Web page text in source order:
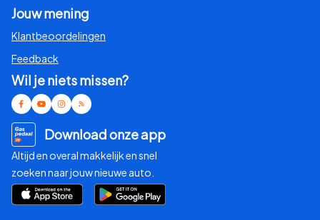
Ligier
Lotus
Maserati
Mazda
Mercedes-Benz
Jouw mening
Klantbeoordelingen
Feedback
Wil je niets missen?
Download onze app
Altijd en overal makkelijk en snel
zoeken naar jouw nieuwe auto.